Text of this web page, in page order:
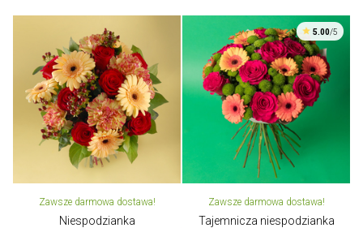
Zawsze darmowa dostawa!
Niespodzianka
5.00/5
Zawsze darmowa dostawa!
Tajemnicza niespodzianka